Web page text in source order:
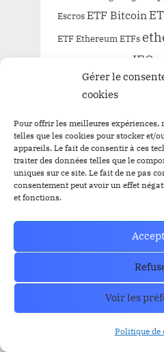
Gérer le
cookies
Pour offrir les meilleures
telles que les cookies pour stocker et/
appareils. Le fait de consentir à ces
traiter des données telles que le
uniques sur ce site. Le fait de ne pas
consentement peut avoir un effet
et fonctions.
Voir les
Politique de
EscrosETF Bitcoin
ETF Ethereum ETFs
IEO
Mises à jourPresale
Prévente
SECSolana
ARCHIVE
How can we help